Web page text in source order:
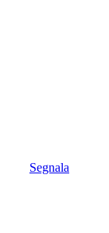
Segnala